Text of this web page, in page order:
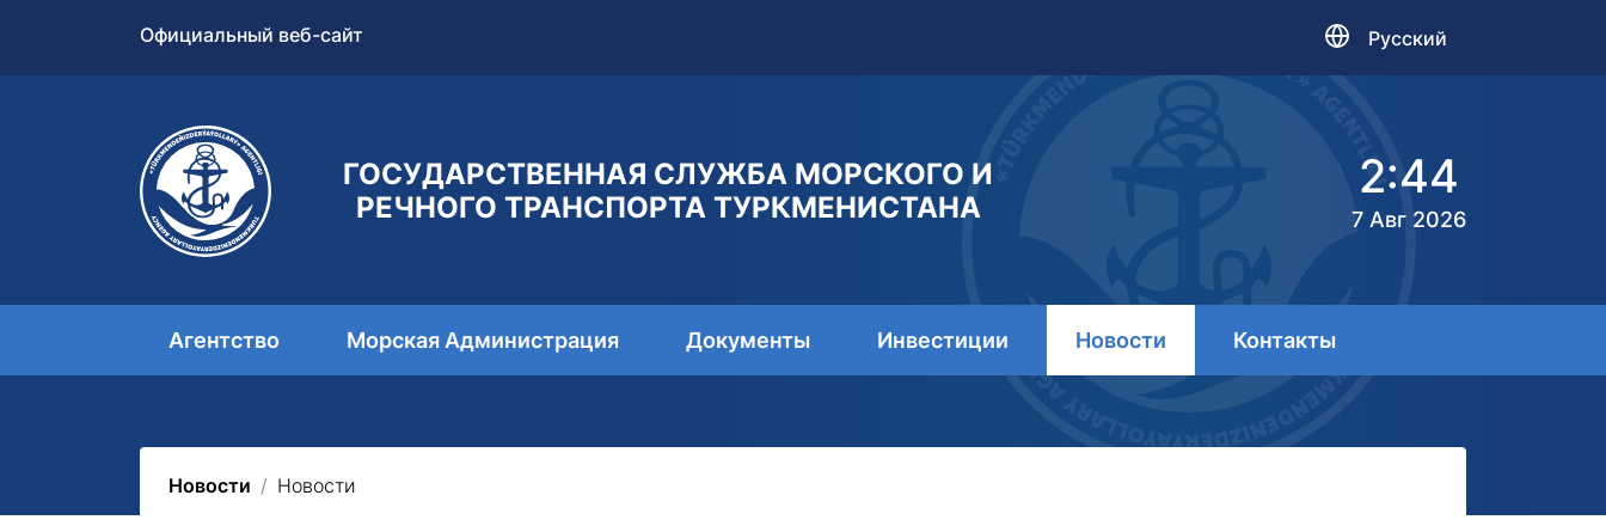
Официальный веб-сайт Русский
ГОСУДАРСТВЕННАЯ СЛУЖБА МОРСКОГО И
РЕЧНОГО ТРАНСПОРТА ТУРКМЕНИСТАНА
2:44
7 Авг 2026
Агентство Морская Администрация Документы Инвестиции Новости Контакты
Новости Новости